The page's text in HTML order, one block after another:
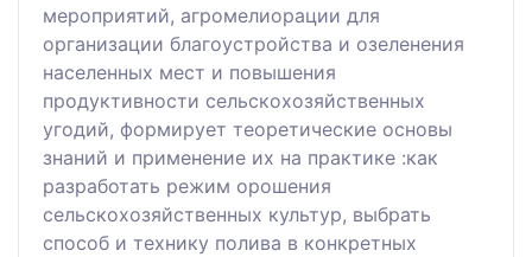
мероприятий, агромелиорации для
организации благоустройства и озеленения
населенных мест и повышения
продуктивности сельскохозяйственных
угодий, формирует теоретические основы
знаний и применение их на практике :как
разработать режим орошения
сельскохозяйственных культур, выбрать
способ и технику полива в конкретных